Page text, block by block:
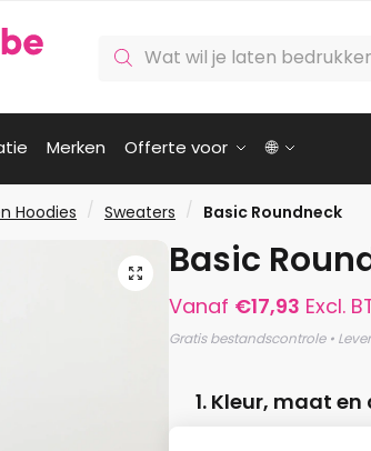
zoeken
Merken Offerte voor 🌐
Hoodies / Sweaters / Basic Roundneck
🔍 Basic
Vanaf €17,93 Excl.
Gratis bestandscontrole •
1. Kleur, maat